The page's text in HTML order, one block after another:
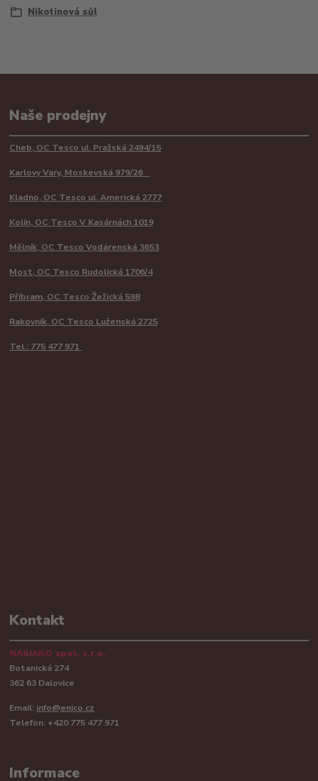
Nikotinová sůl
Naše prodejny
Cheb, OC Tesco ul. Pražská 2494/15
Karlovy Vary, Moskevská 979/26
Kladno, OC Tesco ul. Americká 2777
Kolín, OC Tesco V Kasárnách 1019
Mělník, OC Tesco Vodárenská 3653
Most, OC Tesco Rudolická 1706/4
Příbram, OC Tesco Žežická 598
Rakovník, OC Tesco Luženská 2725
Tel.: 775 477 971
Kontakt
NASIAKO spol. s.r.o.
Botanická 274
362 63 Dalovice
Email: info@enico.cz
Telefon: +420 775 477 971
Informace